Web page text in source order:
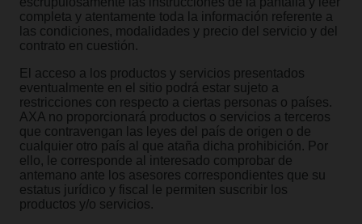
completa y atentamente toda la información referente a
las condiciones, modalidades y precio del servicio y del
contrato en cuestión.
El acceso a los productos y servicios presentados
eventualmente en el sitio podrá estar sujeto a
restricciones con respecto a ciertas personas o países.
AXA no proporcionará productos o servicios a terceros
que contravengan las leyes del país de origen o de
cualquier otro país al que ataña dicha prohibición. Por
ello, le corresponde al interesado comprobar de
antemano ante los asesores correspondientes que su
estatus jurídico y fiscal le permiten suscribir los
productos y/o servicios.